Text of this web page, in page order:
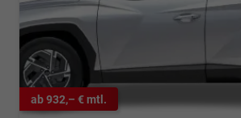
ab 932,– € mtl.